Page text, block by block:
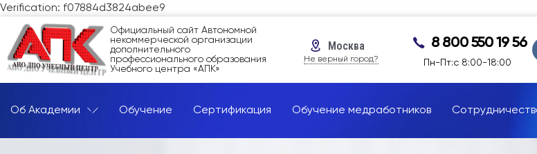
Verification: f07884d3824abee9
Официальный сайт Автономной
некоммерческой организации
дополнительного
профессионального образования
Учебного центра «АПК»
Москва
Не верный город?
8 800 550 19 56
Пн-Пт:с 8:00-18:00
Об Академии Обучение Сертификация Обучение медработников